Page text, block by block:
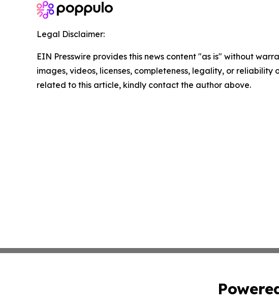
Legal Disclaimer:
EIN Presswire provides this news content "as is" without
images, videos, licenses, completeness, legality, or
related to this article, kindly contact the author above.